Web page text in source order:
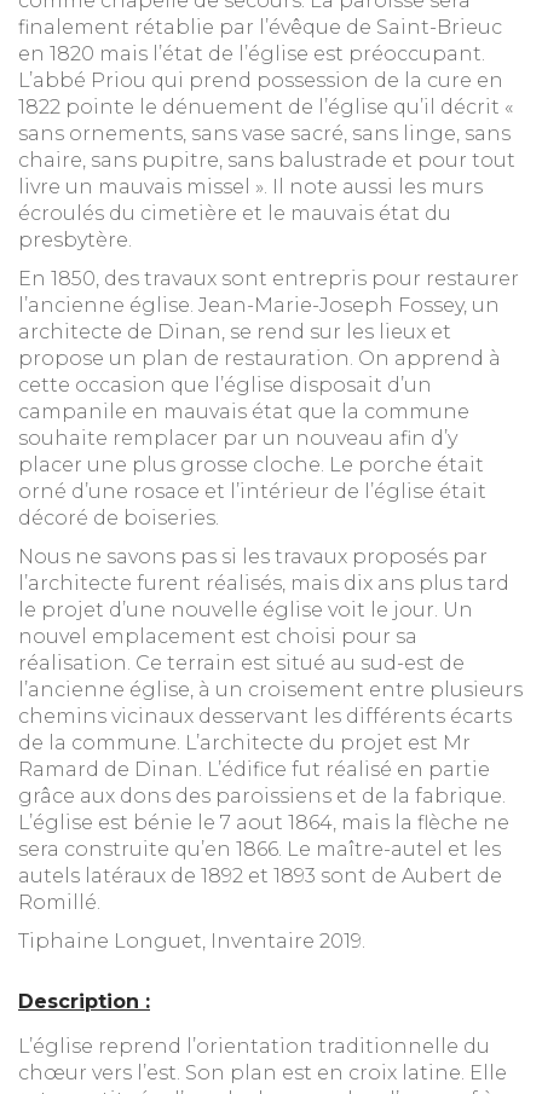
finalement rétablie par l’évêque de Saint-Brieuc
en 1820 mais l’état de l’église est préoccupant.
L’abbé Priou qui prend possession de la cure en
1822 pointe le dénuement de l’église qu’il décrit «
sans ornements, sans vase sacré, sans linge, sans
chaire, sans pupitre, sans balustrade et pour tout
livre un mauvais missel ». Il note aussi les murs
écroulés du cimetière et le mauvais état du
presbytère.
En 1850, des travaux sont entrepris pour restaurer
l’ancienne église. Jean-Marie-Joseph Fossey, un
architecte de Dinan, se rend sur les lieux et
propose un plan de restauration. On apprend à
cette occasion que l’église disposait d’un
campanile en mauvais état que la commune
souhaite remplacer par un nouveau afin d’y
placer une plus grosse cloche. Le porche était
orné d’une rosace et l’intérieur de l’église était
décoré de boiseries.
Nous ne savons pas si les travaux proposés par
l’architecte furent réalisés, mais dix ans plus tard
le projet d’une nouvelle église voit le jour. Un
nouvel emplacement est choisi pour sa
réalisation. Ce terrain est situé au sud-est de
l’ancienne église, à un croisement entre plusieurs
chemins vicinaux desservant les différents écarts
de la commune. L’architecte du projet est Mr
Ramard de Dinan. L’édifice fut réalisé en partie
grâce aux dons des paroissiens et de la fabrique.
L’église est bénie le 7 aout 1864, mais la flèche ne
sera construite qu’en 1866. Le maître-autel et les
autels latéraux de 1892 et 1893 sont de Aubert de
Romillé.
Tiphaine Longuet, Inventaire 2019.
Description :
L’église reprend l’orientation traditionnelle du
chœur vers l’est. Son plan est en croix latine. Elle